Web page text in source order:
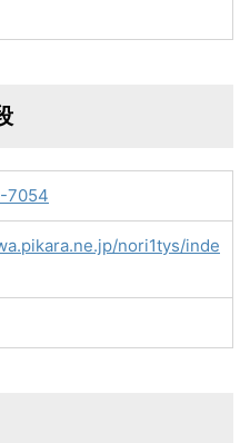
7054
nori1tys/inde